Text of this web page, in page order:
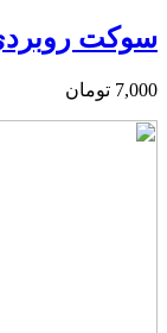
سوکت روبردی
7,000 تومان